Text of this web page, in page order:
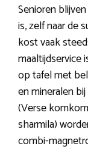
Senioren
is, zelf naar de
kost vaak
maaltijdservice
op tafel met
en mineralen
(Verse
sharmila)
combi-